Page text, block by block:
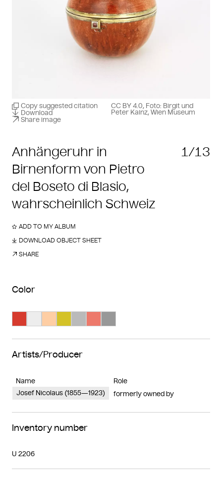
Anhängeruhr in
Birnenform von Pietro
del Boseto di Blasio,
wahrscheinlich Schweiz
1/13
Copy suggested citation
Download
Share image
CC BY 4.0, Foto: Birgit und
Peter Kainz, Wien Museum
ADD TO MY ALBUM
DOWNLOAD OBJECT SHEET
SHARE
Color
Artists/Producer
Name
Role
Josef Nicolaus (1855—1923)
formerly owned by
Inventory number
U 2206